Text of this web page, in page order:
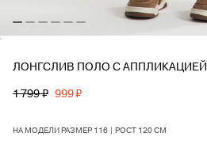
ЛОНГСЛИВ ПОЛО С АППЛИКАЦИЕЙ
1 799 ₽ 999 ₽
НА МОДЕЛИ РАЗМЕР 116 | РОСТ 120 СМ